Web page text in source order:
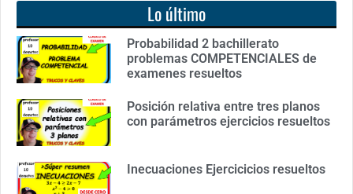
Lo último
Probabilidad 2 bachillerato
problemas COMPETENCIALES de
examenes resueltos
Posición relativa entre tres planos
con parámetros ejercicios resueltos
Inecuaciones Ejercicicios resueltos